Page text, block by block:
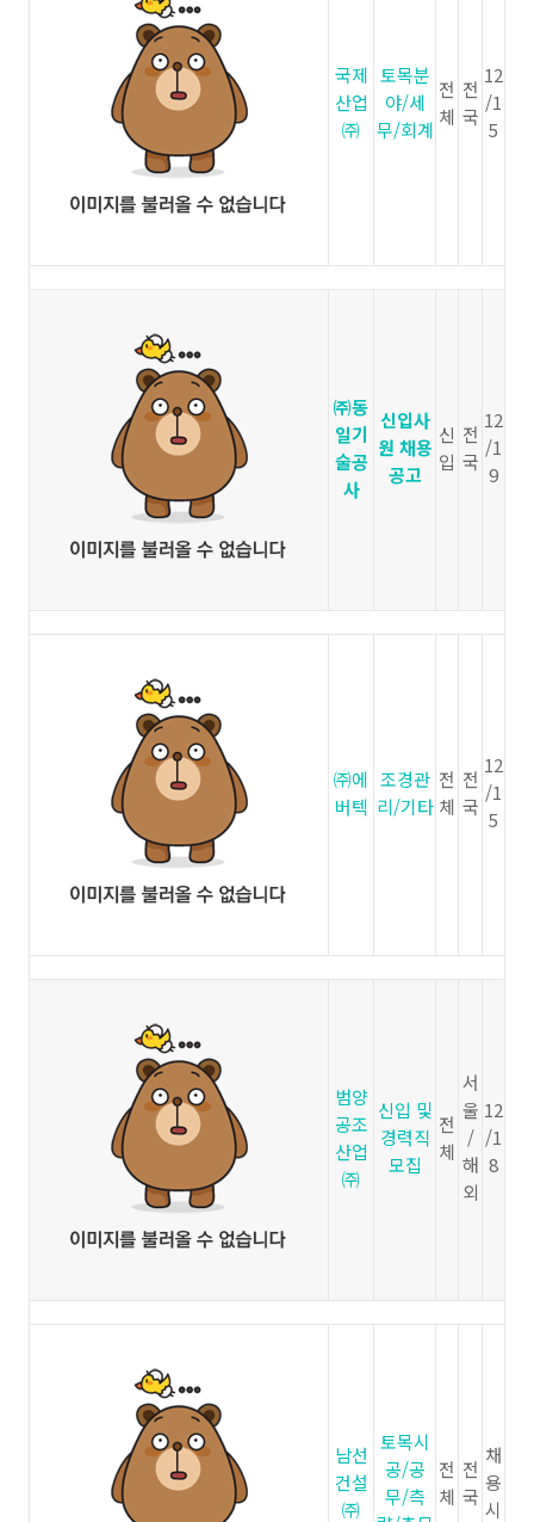
국제
산업
㈜
토목분
야/세
무/회계
전
체
전
국
12
/1
5
㈜동
일기
술공
사
신입사
원 채용
공고
신
입
전
국
12
/1
9
㈜에
버텍
조경관
리/기타
전
체
전
국
12
/1
5
범양
공조
산업
㈜
신입 및
경력직
모집
전
체
서
울
/
해
외
12
/1
8
남선
건설
㈜
토목시
공/공
무/측
전
체
전
국
채
용
시